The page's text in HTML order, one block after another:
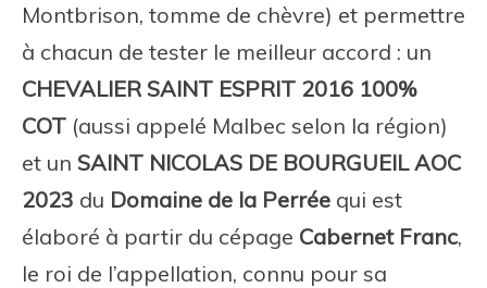
Montbrison, tomme de chèvre) et permettre
à chacun de tester le meilleur accord : un
CHEVALIER SAINT ESPRIT 2016 100%
COT (aussi appelé Malbec selon la région)
et un SAINT NICOLAS DE BOURGUEIL AOC
2023 du Domaine de la Perrée qui est
élaboré à partir du cépage Cabernet Franc,
le roi de l’appellation, connu pour sa